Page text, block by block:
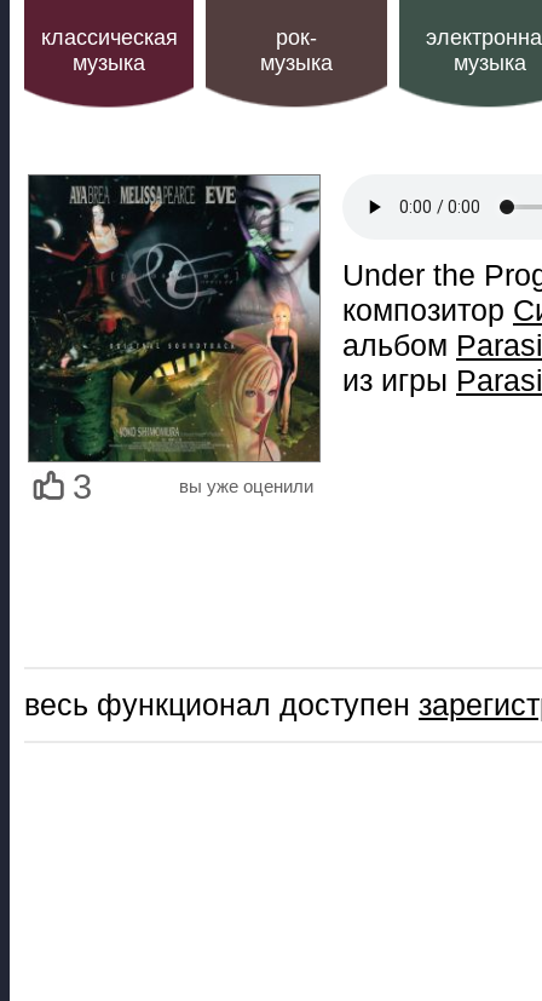
классическая
музыка
рок-
музыка
музыка
3 вы уже оценили
Under the
композитор
альбом
из игры
весь функционал доступен